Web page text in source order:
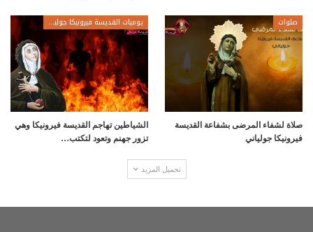
صلوات
صلاة لشفاء المرضى بشفاعة القديسة
فيرونيكا جولياني
يوميات القديسة فيرونيكا جولياني
الشياطين تهاجم القديسة فيرونيكا وهي
تزور جهنم وتعود لتكتب…
تحميل المزيد